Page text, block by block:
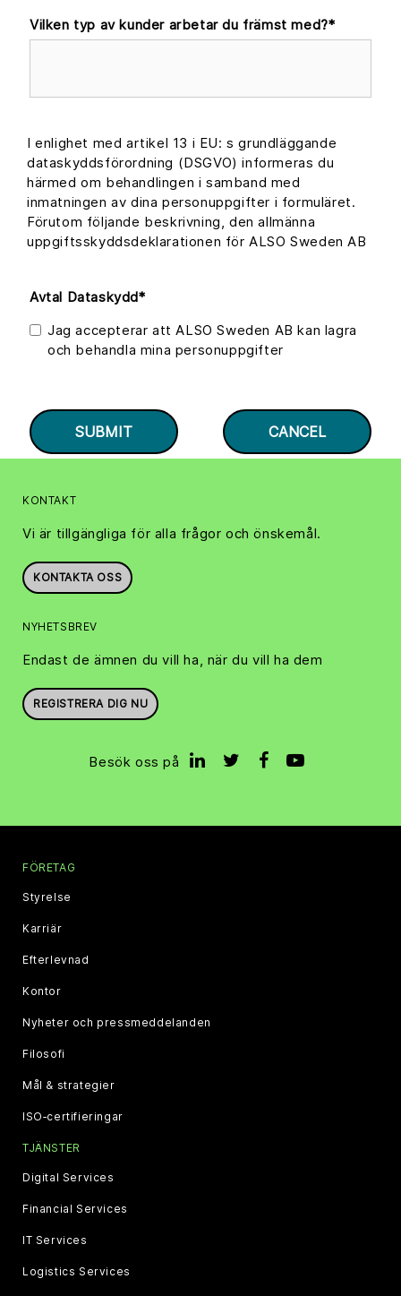
Vilken typ av kunder arbetar du främst med?*
I enlighet med artikel 13 i EU: s grundläggande
dataskyddsförordning (DSGVO) informeras du
härmed om behandlingen i samband med
inmatningen av dina personuppgifter i formuläret.
Förutom följande beskrivning, den allmänna
uppgiftsskyddsdeklarationen för ALSO Sweden AB
Avtal Dataskydd*
Jag accepterar att ALSO Sweden AB kan lagra
och behandla mina personuppgifter
KONTAKT
Vi är tillgängliga för alla frågor och önskemål.
KONTAKTA OSS
NYHETSBREV
Endast de ämnen du vill ha, när du vill ha dem
REGISTRERA DIG NU
Besök oss på
FÖRETAG
Styrelse
Karriär
Efterlevnad
Kontor
Nyheter och pressmeddelanden
Filosofi
Mål & strategier
ISO‑certifieringar
TJÄNSTER
Digital Services
Financial Services
IT Services
Logistics Services